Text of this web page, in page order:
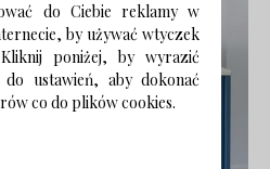
do Ciebie reklamy w
by używać wtyczek
Kliknij poniżej, by wyrazić
ustawień, aby dokonać
co do plików cookies.